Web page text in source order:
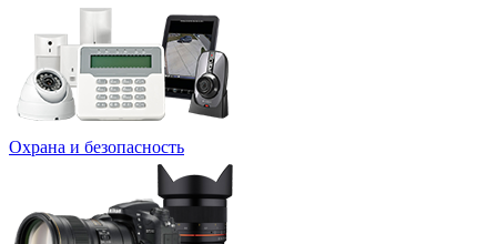
Охрана и безопасность